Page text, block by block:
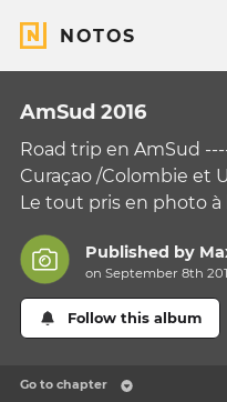
NOTOS
AmSud 2016
Road trip en AmSud
Curaçao /Colombie et
Le tout pris en photo à
Published by
on September 8th
Follow this album
Go to chapter